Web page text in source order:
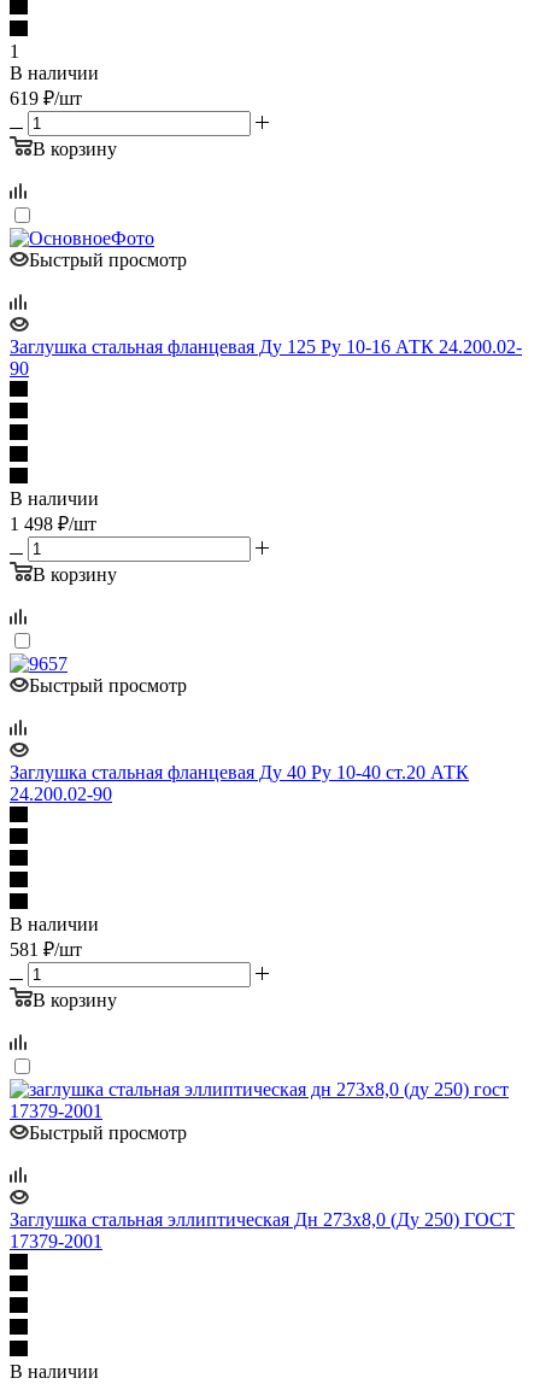
1
В наличии
619 ₽/шт
В корзину
Быстрый просмотр
Заглушка стальная фланцевая Ду 125 Ру 10-16 АТК 24.200.02-
90
В наличии
1 498 ₽/шт
В корзину
Быстрый просмотр
Заглушка стальная фланцевая Ду 40 Ру 10-40 ст.20 АТК
24.200.02-90
В наличии
581 ₽/шт
В корзину
Быстрый просмотр
Заглушка стальная эллиптическая Дн 273х8,0 (Ду 250) ГОСТ
17379-2001
В наличии